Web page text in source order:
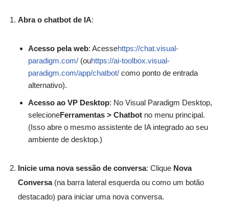
Abra o chatbot de IA:
Acesso pela web: Acessehttps://chat.visual-
paradigm.com/ (ouhttps://ai-toolbox.visual-
paradigm.com/app/chatbot/ como ponto de entrada
alternativo).
Acesso ao VP Desktop: No Visual Paradigm Desktop,
selecioneFerramentas > Chatbot no menu principal.
(Isso abre o mesmo assistente de IA integrado ao seu
ambiente de desktop.)
Inicie uma nova sessão de conversa: Clique Nova
Conversa(na barra lateral esquerda ou como um botão
destacado) para iniciar uma nova conversa.